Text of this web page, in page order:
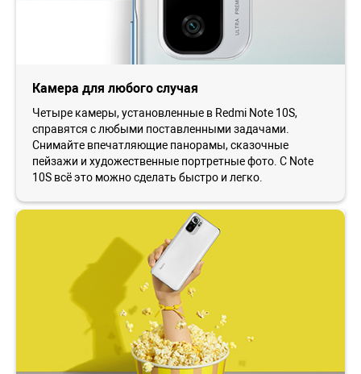
Камера для любого случая
Четыре камеры, установленные в Redmi Note 10S,
справятся с любыми поставленными задачами.
Снимайте впечатляющие панорамы, сказочные
пейзажи и художественные портретные фото. С Note
10S всё это можно сделать быстро и легко.